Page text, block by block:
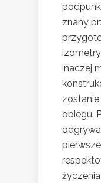
znany
inaczej
obiegu.